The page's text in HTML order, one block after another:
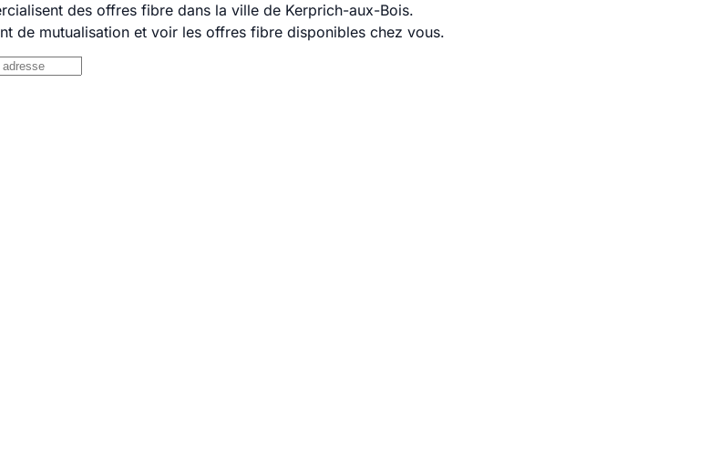
des offres fibre dans la ville de Kerprich-aux-Bois.
de mutualisation et voir les offres fibre disponibles chez vous.